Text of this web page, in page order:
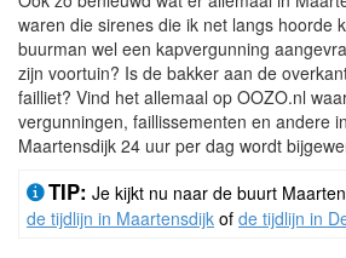
waren die sirenes die ik net langs hoorde
buurman wel een kapvergunning
zijn voortuin? Is de bakker aan de
failliet? Vind het allemaal op OOZO.nl
vergunningen, faillissementen en andere
Maartensdijk 24 uur per dag wordt
TIP: Je kijkt nu naar de buurt
de tijdlijn in Maartensdijk of de tijdlijn in